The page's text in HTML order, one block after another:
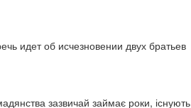
идет об исчезновении двух братьев
зазвичай займає роки, існують